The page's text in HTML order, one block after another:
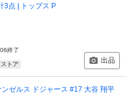
3点 | トップス P
終了
ストア 出品
ゼルス ドジャース #17 大谷 翔平